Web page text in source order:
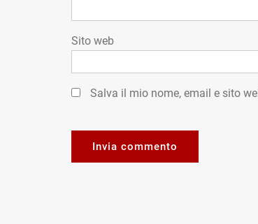
Sito web
Salva il mio nome, email e sito